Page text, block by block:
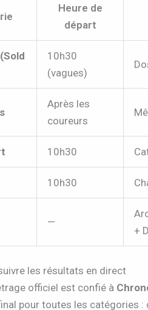
Heure de
départ
10h30
(vagues)
Après les
coureurs
10h30
10h30
—
+
les résultats en direct
officiel est confié à
pour toutes les catégories :